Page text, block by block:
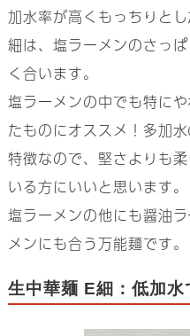
加水率が高くもっちりと
細は、塩ラーメンのさっ
く合います。
塩ラーメンの中でも特に
たものにオススメ！多加
特徴なので、堅さよりも
いる方にいいと思います。
塩ラーメンの他にも醤油
メンにも合う万能麺です。
生中華麺 E細：低加水